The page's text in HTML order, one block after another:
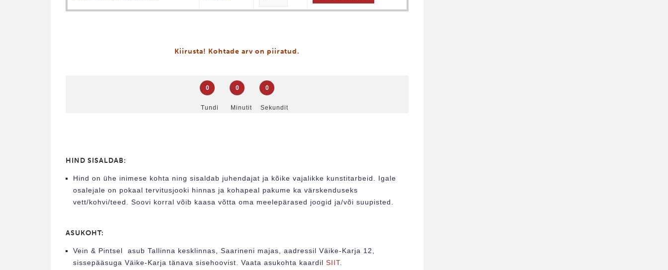
Kiirusta! Kohtade arv on piiratud.
0
Tundi
0
Minutit
0
Sekundit
HIND SISALDAB:
Hind on ühe inimese kohta ning sisaldab juhendajat ja kõike vajalikke kunstitarbeid. Igale
osalejale on pokaal tervitusjooki hinnas ja kohapeal pakume ka värskenduseks
vett/kohvi/teed. Soovi korral võib kaasa võtta oma meelepärased joogid ja/või suupisted.
ASUKOHT:
Vein & Pintsel asub Tallinna kesklinnas, Saarineni majas, aadressil Väike-Karja 12,
sissepääsuga Väike-Karja tänava sisehoovist. Vaata asukohta kaardil SIIT.